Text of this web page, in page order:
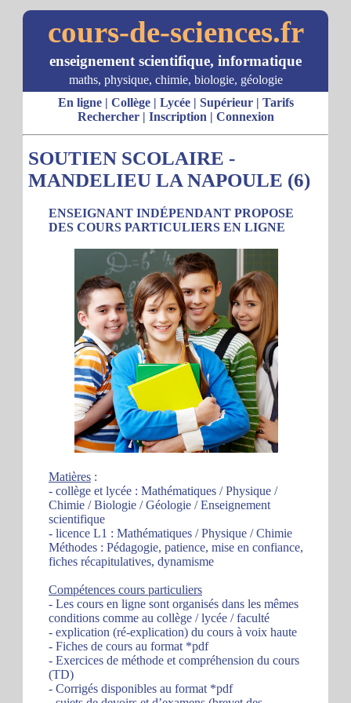
cours-de-sciences.fr
enseignement scientifique, informatique
maths, physique, chimie, biologie, géologie
En ligne| Collège| Lycée| Supérieur| Tarifs
Rechercher| Inscription | Connexion
SOUTIEN SCOLAIRE -
MANDELIEU LA NAPOULE (6)
ENSEIGNANT INDÉPENDANT PROPOSE
DES COURS PARTICULIERS EN LIGNE
Matières :
- collège et lycée : Mathématiques / Physique /
Chimie / Biologie / Géologie / Enseignement
scientifique
- licence L1 : Mathématiques / Physique / Chimie
Méthodes : Pédagogie, patience, mise en confiance,
fiches récapitulatives, dynamisme
Compétences cours particuliers
- Les cours en ligne sont organisés dans les mêmes
conditions comme au collège / lycée / faculté
- explication (ré-explication) du cours à voix haute
- Fiches de cours au format *pdf
- Exercices de méthode et compréhension du cours
(TD)
- Corrigés disponibles au format *pdf